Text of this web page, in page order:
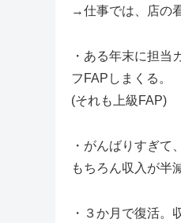
→仕事では、店の
・ある年末に担
フFAPしまくる。
(それも上級FAP)
・がんばりすぎて
もちろん収入が半減
・３か月で復活。